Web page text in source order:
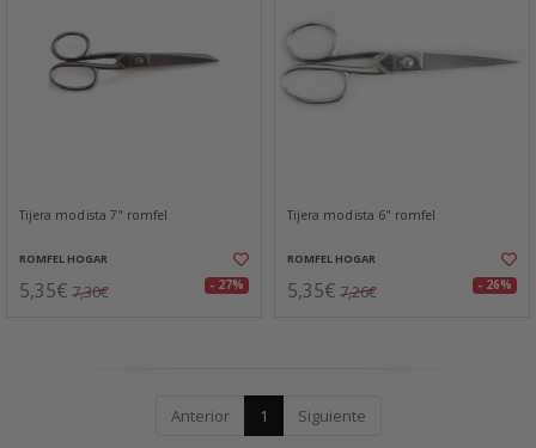
Tijera modista 7" romfel
ROMFEL HOGAR
5,35€ 7,30€ - 27%
Tijera modista 6" romfel
ROMFEL HOGAR
5,35€ 7,26€ - 26%
Anterior 1 Siguiente